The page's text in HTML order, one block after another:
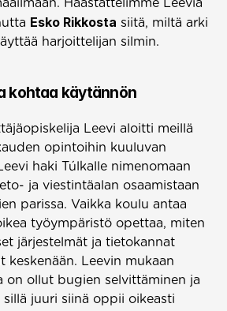
Haastattelimme Leeviä
Esko Rikkosta siitä, miltä arki
harjoittelijan silmin.
kohtaa käytännön
Leevi aloitti meillä
opintoihin kuuluvan
haki Túlkalle nimenomaan
ja viestintäalan osaamistaan
parissa. Vaikka koulu antaa
työympäristö opettaa, miten
järjestelmät ja tietokannat
keskenään. Leevin mukaan
on ollut bugien selvittäminen ja
sillä juuri siinä oppii oikeasti